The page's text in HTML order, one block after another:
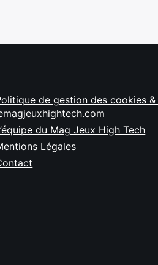
de gestion des cookies
du Mag Jeux High Tech
Légales